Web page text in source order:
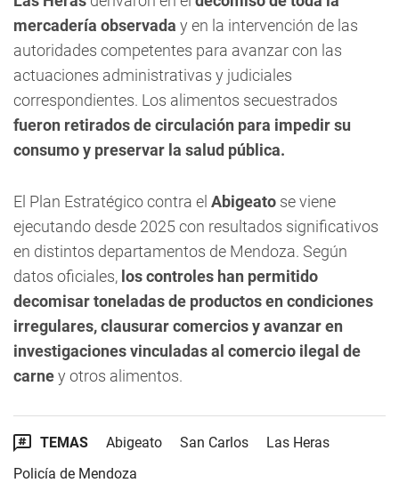
mercadería observada y en la intervención de las
autoridades competentes para avanzar con las
actuaciones administrativas y judiciales
correspondientes. Los alimentos secuestrados
fueron retirados de circulación para impedir su
consumo y preservar la salud pública.
El Plan Estratégico contra el Abigeato se viene
ejecutando desde 2025 con resultados significativos
en distintos departamentos de Mendoza. Según
datos oficiales, los controles han permitido
decomisar toneladas de productos en condiciones
irregulares, clausurar comercios y avanzar en
investigaciones vinculadas al comercio ilegal de
carney otros alimentos.
TEMAS Abigeato San Carlos
Las Heras
Policía de Mendoza